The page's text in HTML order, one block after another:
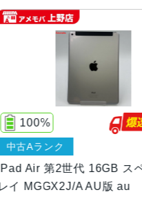
(250 mm) 4:3 アスペク
スペクト比, LEDバックラ
、64GB、128GB
2世代 16GB スペースグ
A AU版 au
ク